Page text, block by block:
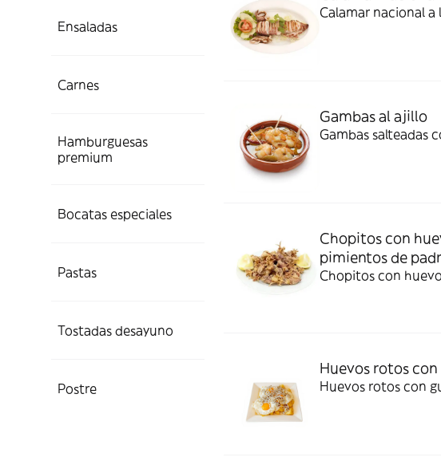
Ensaladas
Carnes
Hamburguesas
premium
Bocatas especiales
Pastas
Tostadas desayuno
Postre
Calamar nacional a
Gambas al ajillo
Gambas salteadas
Chopitos con
pimientos de
Chopitos con
Huevos rotos
Huevos rotos con